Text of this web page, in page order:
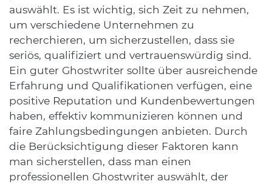
auswählt. Es ist wichtig, sich Zeit zu nehmen,
um verschiedene Unternehmen zu
recherchieren, um sicherzustellen, dass sie
seriös, qualifiziert und vertrauenswürdig sind.
Ein guter Ghostwriter sollte über ausreichende
Erfahrung und Qualifikationen verfügen, eine
positive Reputation und Kundenbewertungen
haben, effektiv kommunizieren können und
faire Zahlungsbedingungen anbieten. Durch
die Berücksichtigung dieser Faktoren kann
man sicherstellen, dass man einen
professionellen Ghostwriter auswählt, der